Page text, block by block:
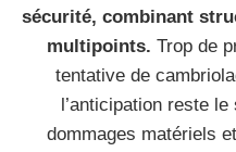
sécurité, combinant
multipoints. Trop de
tentative de
l’anticipation reste
dommages matériels